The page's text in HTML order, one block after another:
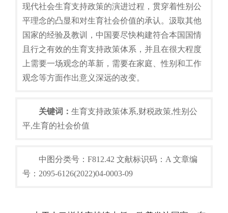
现代社会生育支持政策的演进过程，贯穿着性别公
平理念的凸显和对生育社会价值的承认。汲取其他
国家的经验及教训，中国要尽快构建符合本国国情
且行之有效的生育支持政策体系，并且在很大程度
上需要一场观念的革新，需要在家庭、性别和工作
观念等方面作出意义深远的改变。
关键词： 生育支持政策体系,财税政策,性别公
平,生育的社会价值
中图分类号：F812.42 文献标识码：A 文章编
号：2095-6126(2022)04-0003-09